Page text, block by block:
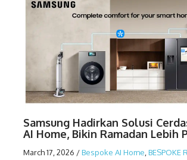
Samsung Hadirkan Solusi
AI Home, Bikin Ramadan Lebih
March 17, 2026 /Bespoke AI Home,BESPOKE